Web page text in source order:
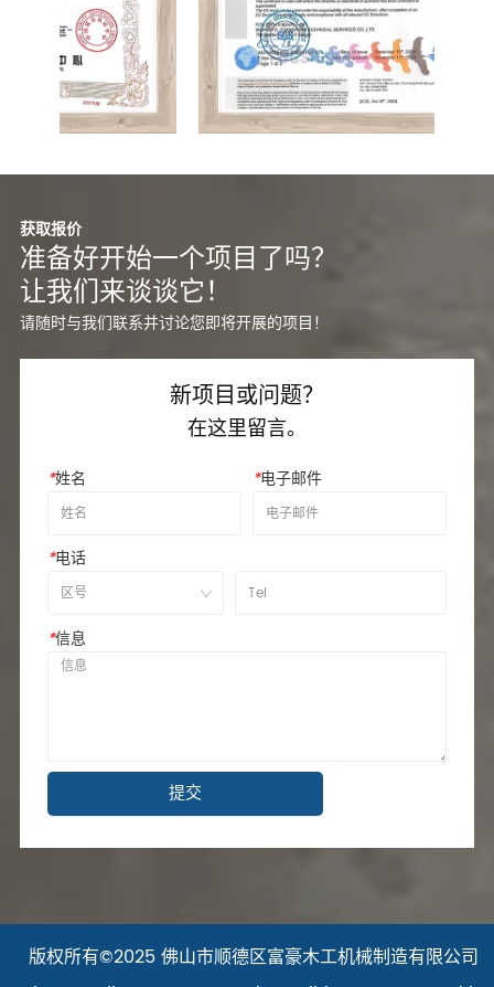
获取报价
准备好开始一个项目了吗？
让我们来谈谈它！
请随时与我们联系并讨论您即将开展的项目！
新项目或问题？
在这里留言。
*姓名 *电子邮件
*电话
*信息
提交
版权所有©2025 佛山市顺德区富豪木工机械制造有限公司